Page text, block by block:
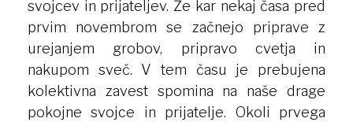
svojcev in prijateljev. Že kar nekaj časa pred
prvim novembrom se začnejo priprave z
urejanjem grobov, pripravo cvetja in
nakupom sveč. V tem času je prebujena
kolektivna zavest spomina na naše drage
pokojne svojce in prijatelje. Okoli prvega